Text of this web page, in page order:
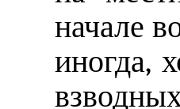
начале
иногда,